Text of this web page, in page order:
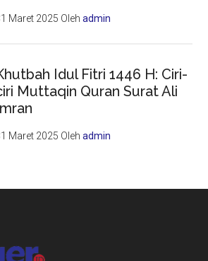
Maret 2025 Olehadmin
Idul Fitri 1446 H: Ciri-
Muttaqin Quran Surat Ali
Maret 2025 Olehadmin